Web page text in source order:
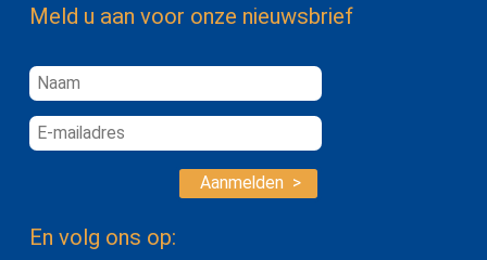
Meld u aan voor onze nieuwsbrief
Aanmelden >
En volg ons op: